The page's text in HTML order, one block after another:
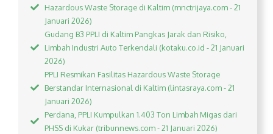
Hazardous Waste Storage di Kaltim (mnctrijaya.com - 21
Januari 2026)
Gudang B3 PPLI di Kaltim Pangkas Jarak dan Risiko,
Limbah Industri Auto Terkendali (kotaku.co.id - 21 Januari
2026)
PPLI Resmikan Fasilitas Hazardous Waste Storage
Berstandar Internasional di Kaltim (lintasraya.com - 21
Januari 2026)
Perdana, PPLI Kumpulkan 1.403 Ton Limbah Migas dari
PHSS di Kukar (tribunnews.com - 21 Januari 2026)